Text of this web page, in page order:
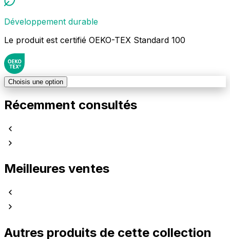
Développement durable
Le produit est certifié OEKO-TEX Standard 100
Choisis une option
Récemment consultés
Meilleures ventes
Autres produits de cette collection